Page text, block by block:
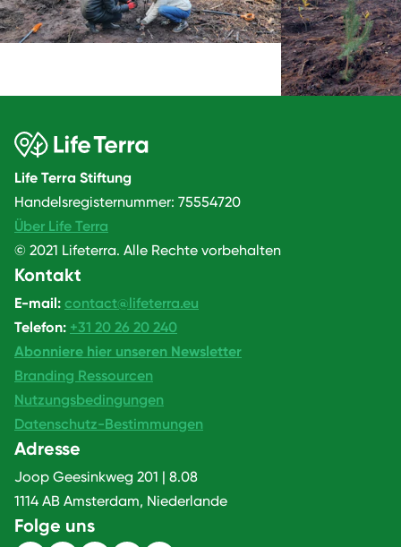
Life Terra Stiftung
Handelsregisternummer: 75554720
Über Life Terra
© 2021 Lifeterra. Alle Rechte vorbehalten
Kontakt
E-mail: contact@lifeterra.eu
Telefon: +31 20 26 20 240
Abonniere hier unseren Newsletter
Branding Ressourcen
Nutzungsbedingungen
Datenschutz-Bestimmungen
Adresse
Joop Geesinkweg 201 | 8.08
1114 AB Amsterdam, Niederlande
Folge uns